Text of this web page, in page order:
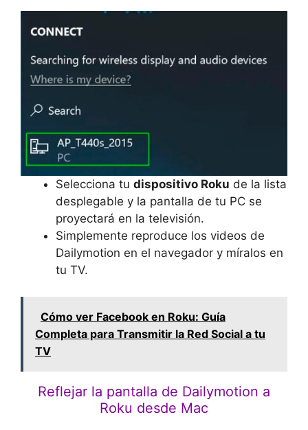
Selecciona tu dispositivo Roku de la lista
desplegable y la pantalla de tu PC se
proyectará en la televisión.
Simplemente reproduce los videos de
Dailymotion en el navegador y míralos en
tu TV.
Cómo ver Facebook en Roku: Guía
Completa para Transmitir la Red Social a tu
TV
Reflejar la pantalla de Dailymotion a
Roku desde Mac